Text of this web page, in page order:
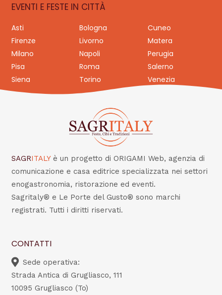
EVENTI E FESTE IN CITTÀ
Asti Bologna
Cuneo
Firenze
Livorno
Matera
Milano
Napoli
Perugia
Pisa
Roma
Salerno
Siena
Torino Venezia
SAGRITALY è un progetto di ORIGAMI Web, agenzia di
comunicazione e casa editrice specializzata nei settori
enogastronomia, ristorazione ed eventi.
Sagritaly® e Le Porte del Gusto® sono marchi
registrati. Tutti i diritti riservati.
CONTATTI
Sede operativa:
Strada Antica di Grugliasco, 111
10095 Grugliasco (To)